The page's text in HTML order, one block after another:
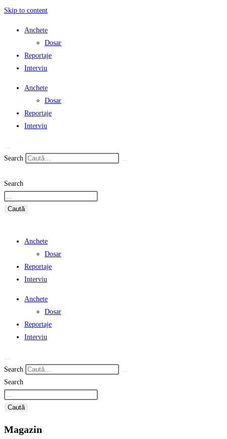
Skip to content
Anchete
Dosar
Reportaje
Interviu
Anchete
Dosar
Reportaje
Interviu
Search
Search
Caută
Anchete
Dosar
Reportaje
Interviu
Anchete
Dosar
Reportaje
Interviu
Search
Search
Caută
Magazin